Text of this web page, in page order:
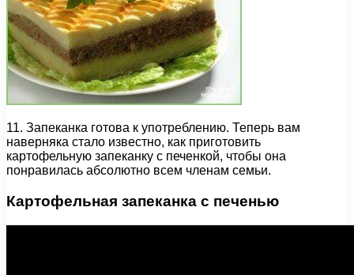
11. Запеканка готова к употреблению. Теперь вам
наверняка стало известно, как приготовить
картофельную запеканку с печенкой, чтобы она
понравилась абсолютно всем членам семьи.
Картофельная запеканка с печенью